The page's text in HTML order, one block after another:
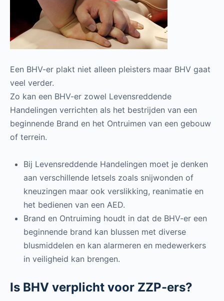
Een BHV-er plakt niet alleen pleisters maar BHV gaat
veel verder.
Zo kan een BHV-er zowel Levensreddende
Handelingen verrichten als het bestrijden van een
beginnende Brand en het Ontruimen van een gebouw
of terrein.
Bij Levensreddende Handelingen moet je denken
aan verschillende letsels zoals snijwonden of
kneuzingen maar ook verslikking, reanimatie en
het bedienen van een AED.
Brand en Ontruiming houdt in dat de BHV-er een
beginnende brand kan blussen met diverse
blusmiddelen en kan alarmeren en medewerkers
in veiligheid kan brengen.
Is BHV verplicht voor ZZP-ers?